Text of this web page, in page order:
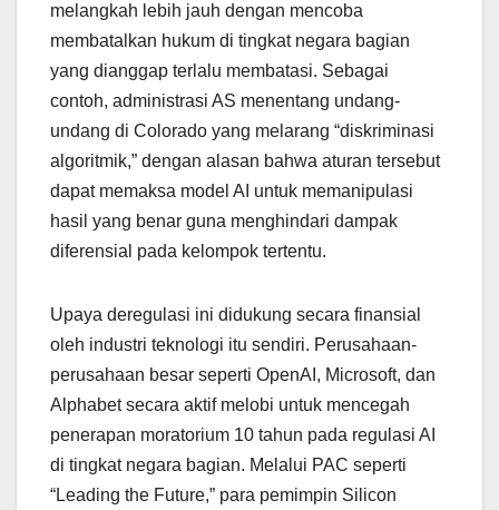
melangkah lebih jauh dengan mencoba
membatalkan hukum di tingkat negara bagian
yang dianggap terlalu membatasi. Sebagai
contoh, administrasi AS menentang undang-
undang di Colorado yang melarang “diskriminasi
algoritmik,” dengan alasan bahwa aturan tersebut
dapat memaksa model AI untuk memanipulasi
hasil yang benar guna menghindari dampak
diferensial pada kelompok tertentu.
Upaya deregulasi ini didukung secara finansial
oleh industri teknologi itu sendiri. Perusahaan-
perusahaan besar seperti OpenAI, Microsoft, dan
Alphabet secara aktif melobi untuk mencegah
penerapan moratorium 10 tahun pada regulasi AI
di tingkat negara bagian. Melalui PAC seperti
“Leading the Future,” para pemimpin Silicon